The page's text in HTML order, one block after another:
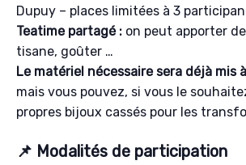
Dupuy – places limitées à 3
Teatime partagé : on peut apporter
tisane, goûter …
Le matériel nécessaire sera déjà mis
mais vous pouvez, si vous le
propres bijoux cassés pour les
📌 Modalités de participation